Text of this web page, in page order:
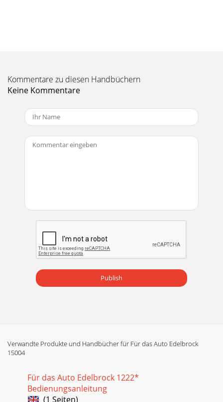
Kommentare zu diesen Handbüchern
Keine Kommentare
Publish
Verwandte Produkte und Handbücher für Für das Auto Edelbrock
15004
Für das Auto Edelbrock 1222*
Bedienungsanleitung
(1 Seiten)